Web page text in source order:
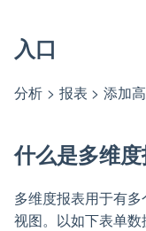
入口
分析 > 报表 > 添加
什么是多维度
多维度报表用于有
视图。以如下表单数